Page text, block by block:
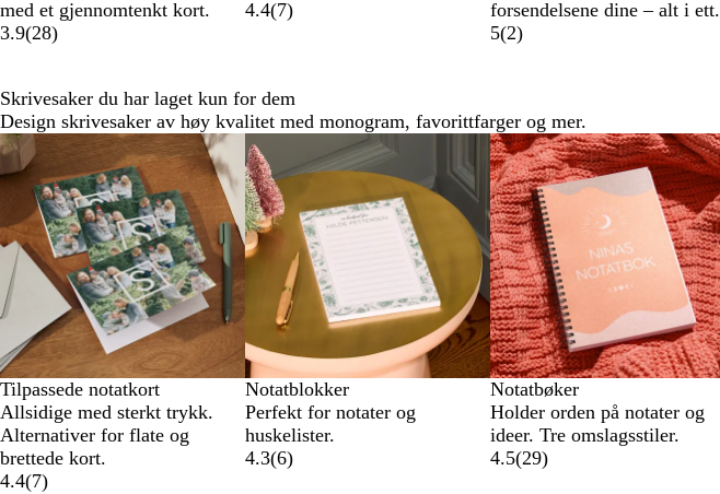
med et gjennomtenkt kort.
3.9(28)
4.4(7)
forsendelsene dine – alt i ett.
5(2)
Skrivesaker du har laget kun for dem
Design skrivesaker av høy kvalitet med monogram, favorittfarger og mer.
Tilpassede notatkort
Allsidige med sterkt trykk.
Alternativer for flate og
brettede kort.
4.4(7)
Nye alternativer
Notatblokker
Perfekt for notater og
huskelister.
4.3(6)
Notatbøker
Holder orden på notater og
ideer. Tre omslagsstiler.
4.5(29)